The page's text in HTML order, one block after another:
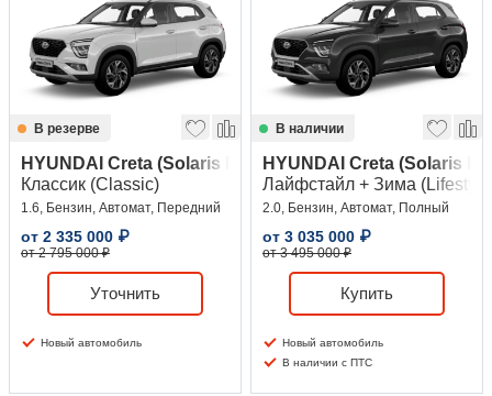
В резерве
HYUNDAI Creta (Solaris HC)
Классик (Classic)
1.6, Бензин, Автомат, Передний
от 2 335 000 ₽
от 2 795 000 ₽
Уточнить
Новый автомобиль
В наличии
HYUNDAI Creta (Solaris
Лайфстайл + Зима
2.0, Бензин, Автомат, Полный
от 3 035 000 ₽
от 3 495 000 ₽
Купить
Новый автомобиль
В наличии с ПТС